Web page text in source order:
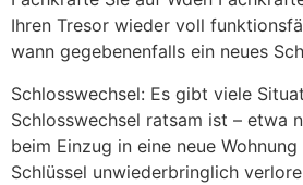
Ihren Tresor wieder voll
wann gegebenenfalls ein neues
Schlosswechsel: Es gibt viele
Schlosswechsel ratsam ist – etwa
beim Einzug in eine neue
Schlüssel unwiederbringlich